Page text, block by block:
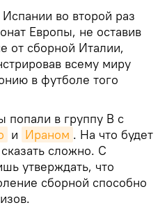
во второй раз
Европы, не оставив
от сборной Италии,
всему миру
в футболе того
попали в группу В с
и Ираном . На что будет
сложно. С
утверждать, что
сборной способно